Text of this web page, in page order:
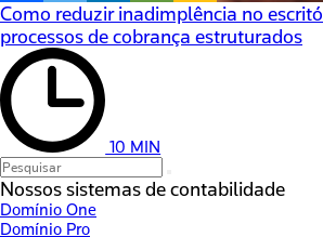
Como reduzir inadimplência no
processos de cobrança estruturados
10 MIN
Nossos sistemas de contabilidade
Domínio One
Domínio Pro